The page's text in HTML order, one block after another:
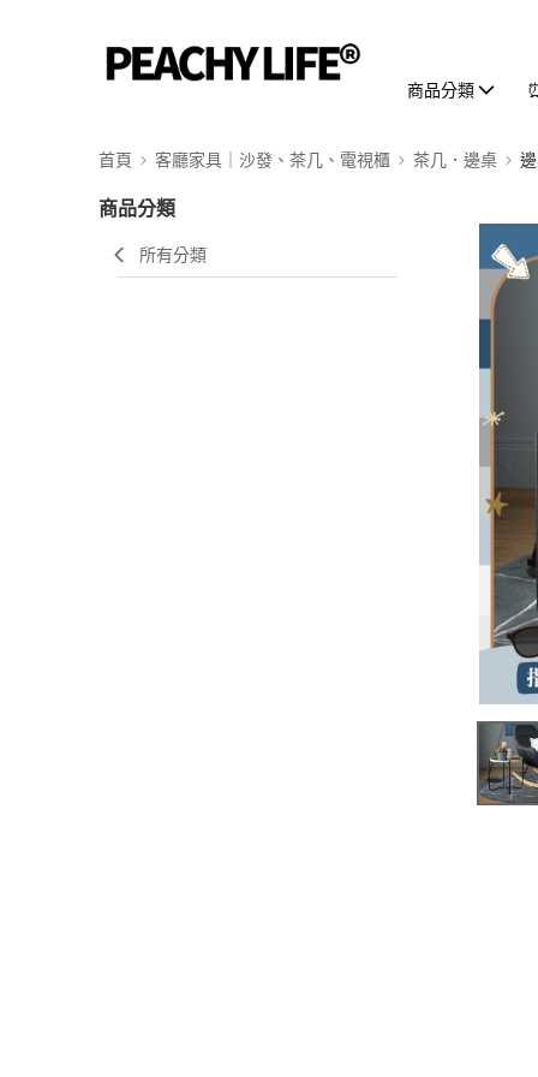
商品分類
首頁 客廳家具｜沙發、茶几、電視櫃 茶几．邊桌
商品分類
所有分類